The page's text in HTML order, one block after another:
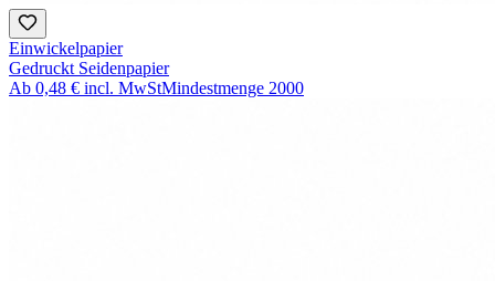
Einwickelpapier
Gedruckt Seidenpapier
Ab 0,48 € incl. MwStMindestmenge 2000